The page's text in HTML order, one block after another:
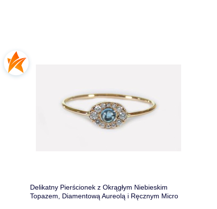
Delikatny Pierścionek z Okrągłym Niebieskim
Topazem, Diamentową Aureolą i Ręcznym Micro